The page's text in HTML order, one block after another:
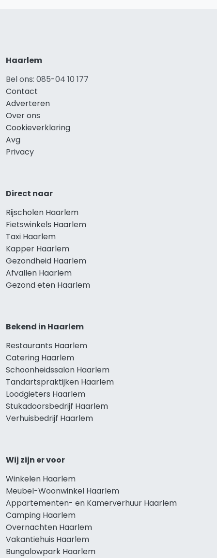
Haarlem
Bel ons: 085-04 10 177
Contact
Adverteren
Over ons
Cookieverklaring
Avg
Privacy
Direct naar
Rijscholen Haarlem
Fietswinkels Haarlem
Taxi Haarlem
Kapper Haarlem
Gezondheid Haarlem
Afvallen Haarlem
Gezond eten Haarlem
Bekend in Haarlem
Restaurants Haarlem
Catering Haarlem
Schoonheidssalon Haarlem
Tandartspraktijken Haarlem
Loodgieters Haarlem
Stukadoorsbedrijf Haarlem
Verhuisbedrijf Haarlem
Wij zijn er voor
Winkelen Haarlem
Meubel-Woonwinkel Haarlem
Appartementen- en Kamerverhuur Haarlem
Camping Haarlem
Overnachten Haarlem
Vakantiehuis Haarlem
Bungalowpark Haarlem